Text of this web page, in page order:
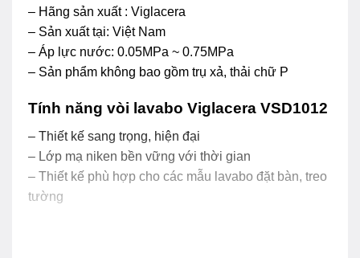
– Hãng sản xuất : Viglacera
– Sản xuất tại: Việt Nam
– Áp lực nước: 0.05MPa ~ 0.75MPa
– Sản phẩm không bao gồm trụ xả, thải chữ P
Tính năng vòi lavabo Viglacera VSD1012
– Thiết kế sang trọng, hiện đại
– Lớp mạ niken bền vững với thời gian
– Thiết kế phù hợp cho các mẫu lavabo đặt bàn, treo
tường